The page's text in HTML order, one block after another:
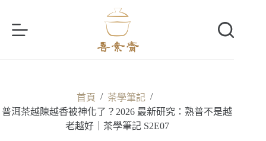
首頁 / 茶學筆記 /
普洱茶越陳越香被神化了？2026 最新研究：熟普不是越
老越好｜茶學筆記 S2E07